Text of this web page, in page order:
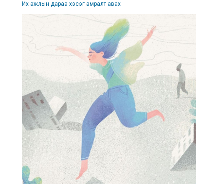
Их ажлын дараа хэсэг амралт авах